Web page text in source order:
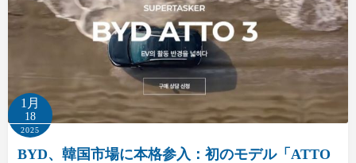
1月
18
2025
BYD、韓国市場に本格参入：初のモデル「ATTO